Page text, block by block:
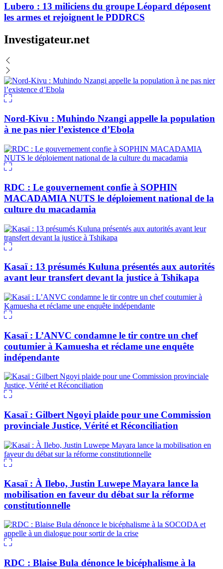
Lubero : 13 miliciens du groupe Léopard déposent
les armes et rejoignent le PDDRCS
Investigateur.net
Nord-Kivu : Muhindo Nzangi appelle la population
à ne pas nier l’existence d’Ebola
RDC : Le gouvernement confie à SOPHIN
MACADAMIA NUTS le déploiement national de la
culture du macadamia
Kasaï : 13 présumés Kuluna présentés aux autorités
avant leur transfert devant la justice à Tshikapa
Kasaï : L’ANVC condamne le tir contre un chef
coutumier à Kamuesha et réclame une enquête
indépendante
Kasaï : Gilbert Ngoyi plaide pour une Commission
provinciale Justice, Vérité et Réconciliation
Kasaï : À Ilebo, Justin Luwepe Mayara lance la
mobilisation en faveur du débat sur la réforme
constitutionnelle
RDC : Blaise Bula dénonce le bicéphalisme à la